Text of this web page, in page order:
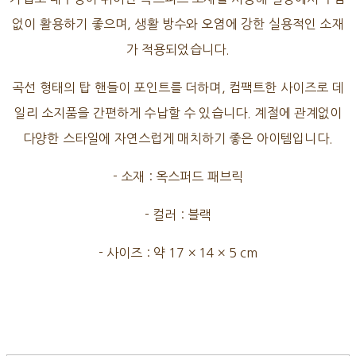
없이 활용하기 좋으며, 생활 방수와 오염에 강한 실용적인 소재
가 적용되었습니다.
곡선 형태의 탑 핸들이 포인트를 더하며, 컴팩트한 사이즈로 데
일리 소지품을 간편하게 수납할 수 있습니다. 계절에 관계없이
다양한 스타일에 자연스럽게 매치하기 좋은 아이템입니다.
- 소재 : 옥스퍼드 패브릭
- 컬러 : 블랙
- 사이즈 : 약 17 × 14 × 5 cm